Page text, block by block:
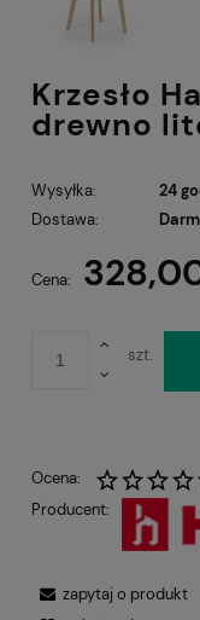
Krzesło
drewno
Wysyłka:
24
Dostawa:
Cena:
szt.
Ocena:
Producent:
zapytaj o produkt